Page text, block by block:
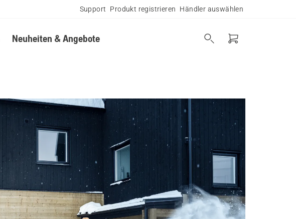
Support Produkt registrieren Händler auswählen
Neuheiten & Angebote